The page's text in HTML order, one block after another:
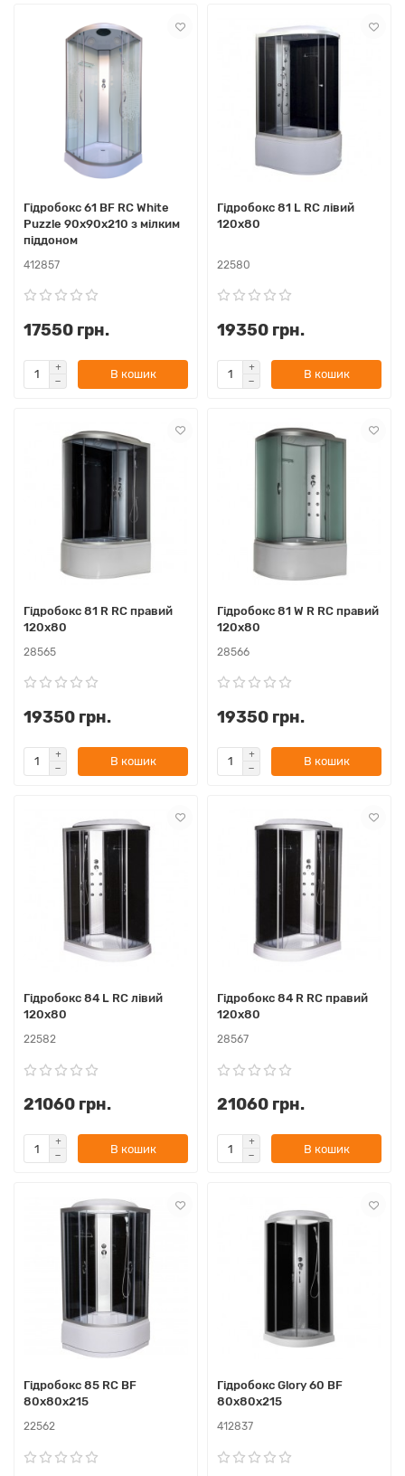
Гідробокс 61 BF RC White
Puzzle 90х90х210 з мілким
піддоном
412857
17550 грн.
В кошик
Гідробокс 81 L RC лівий
120х80
22580
19350 грн.
В кошик
Гідробокс 81 R RC правий
120х80
28565
19350 грн.
В кошик
Гідробокс 81 W R RC правий
120х80
28566
19350 грн.
В кошик
Гідробокс 84 L RC лівий
120х80
22582
21060 грн.
В кошик
Гідробокс 84 R RC правий
120х80
28567
21060 грн.
В кошик
Гідробокс 85 RC BF
80х80х215
22562
Гідробокс Glory 60 BF
80х80х215
412837